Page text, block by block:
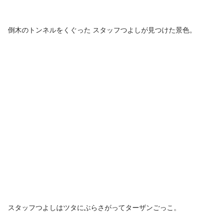
倒木のトンネルをくぐった スタッフつよしが見つけた景色。
スタッフつよしはツタにぶらさがってターザンごっこ。